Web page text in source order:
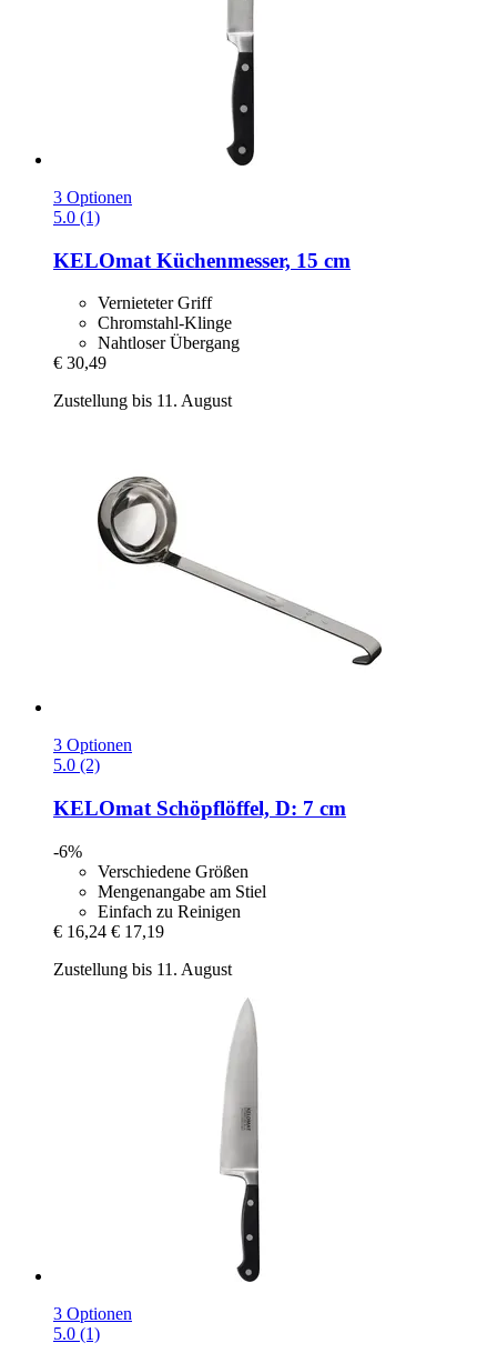
3 Optionen
5.0 (1)
KELOmat Küchenmesser, 15 cm
Vernieteter Griff
Chromstahl-Klinge
Nahtloser Übergang
€ 30,49
Zustellung bis 11. August
3 Optionen
5.0 (2)
KELOmat Schöpflöffel, D: 7 cm
-6%
Verschiedene Größen
Mengenangabe am Stiel
Einfach zu Reinigen
€ 16,24 € 17,19
Zustellung bis 11. August
3 Optionen
5.0 (1)